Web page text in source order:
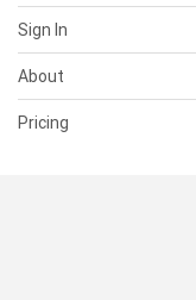
Sign In
About
Pricing